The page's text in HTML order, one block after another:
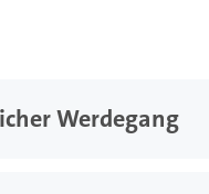
Werdegang